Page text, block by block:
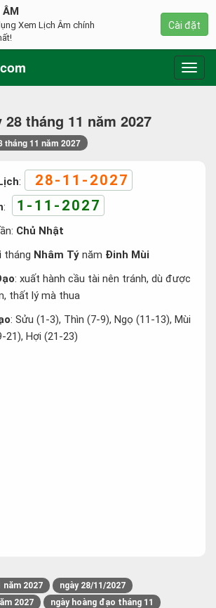
tháng 11 năm 2027
tháng 11 năm 2027
: 28-11-2027
: 1-11-2027
Chủ Nhật
tháng Nhâm Tý năm Đinh Mùi
: xuất hành cầu tài nên tránh, dù được
thất lý mà thua
: Sửu (1-3), Thìn (7-9), Ngọ (11-13), Mùi
21), Hợi (21-23)
năm 2027
ngày 28/11/2027
2027
ngày hoàng đạo tháng 11
ÂM
Xem Lịch Âm chính
Cài đặt